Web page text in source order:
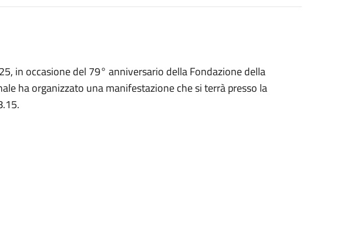
in occasione del 79° anniversario della Fondazione della
ha organizzato una manifestazione che si terrà presso la